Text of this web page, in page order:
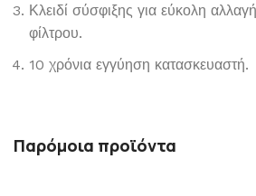
Κλειδί σύσφιξης για εύκολη
φίλτρου.
10 χρόνια εγγύηση κατασκευαστή.
Παρόμοια προϊόντα